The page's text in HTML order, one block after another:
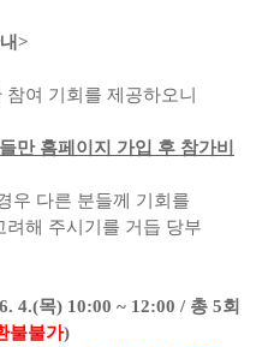
>
여 기회를 제공하오니
만 홈페이지 가입 후 참가비
우 다른 분들께 기회를
려해 주시기를 거듭 당부
4.(목) 10:00 ~ 12:00 / 총 5회
불불가)